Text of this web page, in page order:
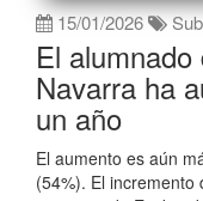
15/01/2026
El
Navarra ha
un año
El aumento es aún
(54%). El